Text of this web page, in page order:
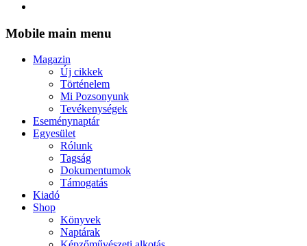
Mobile main menu
Magazin
Új cikkek
Történelem
Mi Pozsonyunk
Tevékenységek
Eseménynaptár
Egyesület
Rólunk
Tagság
Dokumentumok
Támogatás
Kiadó
Shop
Könyvek
Naptárak